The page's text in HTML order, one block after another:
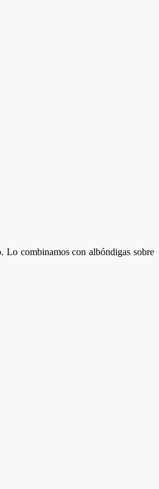
Lo combinamos con albóndigas sobre